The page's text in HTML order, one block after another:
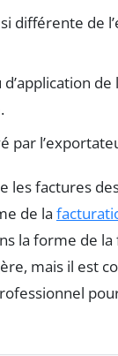
différente de
par
les factures
de la
la forme de
mais il est